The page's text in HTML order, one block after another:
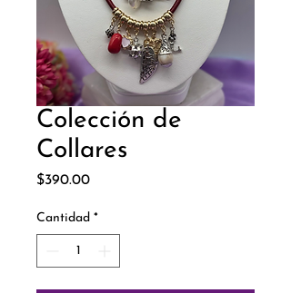
Colección de
Collares
$390.00Precio
Cantidad *